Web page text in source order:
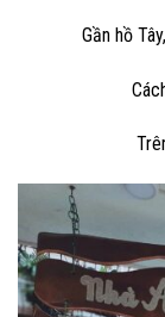
Gần hồ